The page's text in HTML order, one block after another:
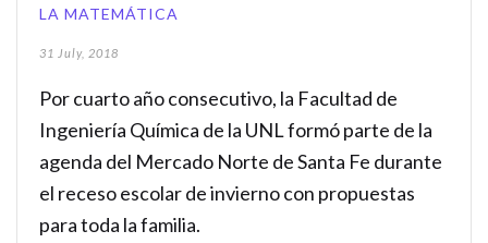
LA MATEMÁTICA
31 July, 2018
Por cuarto año consecutivo, la Facultad de
Ingeniería Química de la UNL formó parte de la
agenda del Mercado Norte de Santa Fe durante
el receso escolar de invierno con propuestas
para toda la familia.